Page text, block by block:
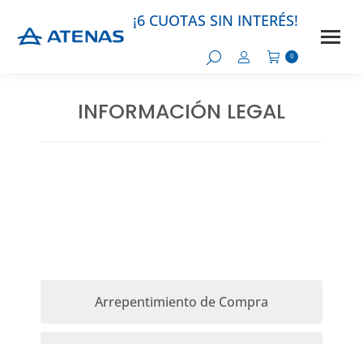
¡6 CUOTAS SIN INTERÉS!
0
INFORMACIÓN LEGAL
Arrepentimiento de Compra